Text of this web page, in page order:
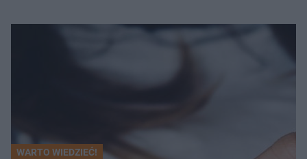
WARTO WIEDZIEĆ!